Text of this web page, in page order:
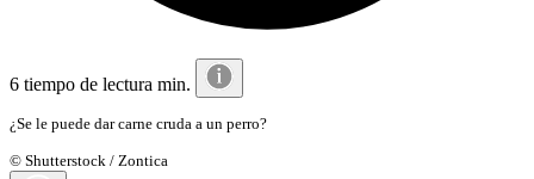
6 tiempo de lectura min.
¿Se le puede dar carne cruda a un perro?
© Shutterstock / Zontica